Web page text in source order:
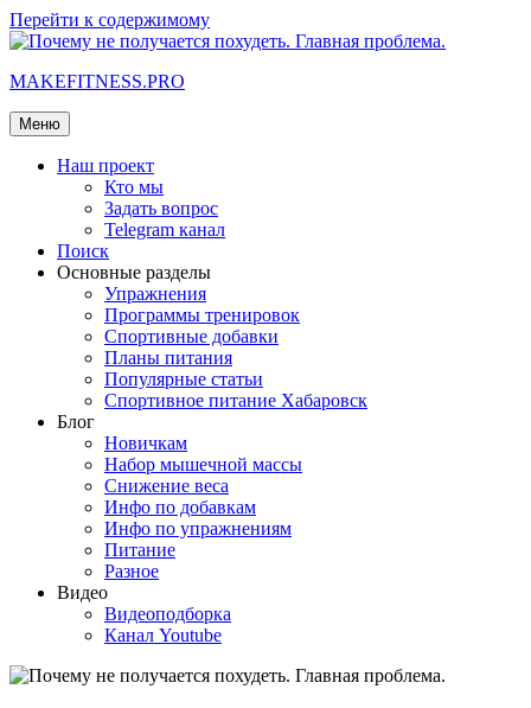
Перейти к содержимому
MAKEFITNESS.PRO
Меню
Наш проект
Кто мы
Задать вопрос
Telegram канал
Поиск
Основные разделы
Упражнения
Программы тренировок
Спортивные добавки
Планы питания
Популярные статьи
Спортивное питание Хабаровск
Блог
Новичкам
Набор мышечной массы
Снижение веса
Инфо по добавкам
Инфо по упражнениям
Питание
Разное
Видео
Видеоподборка
Канал Youtube